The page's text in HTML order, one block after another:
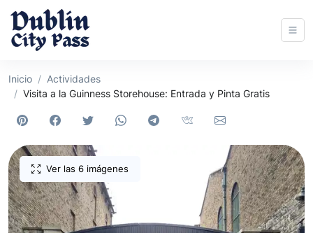
Inicio
Actividades
Visita a la Guinness Storehouse: Entrada y Pinta Gratis
Ver las 6 imágenes